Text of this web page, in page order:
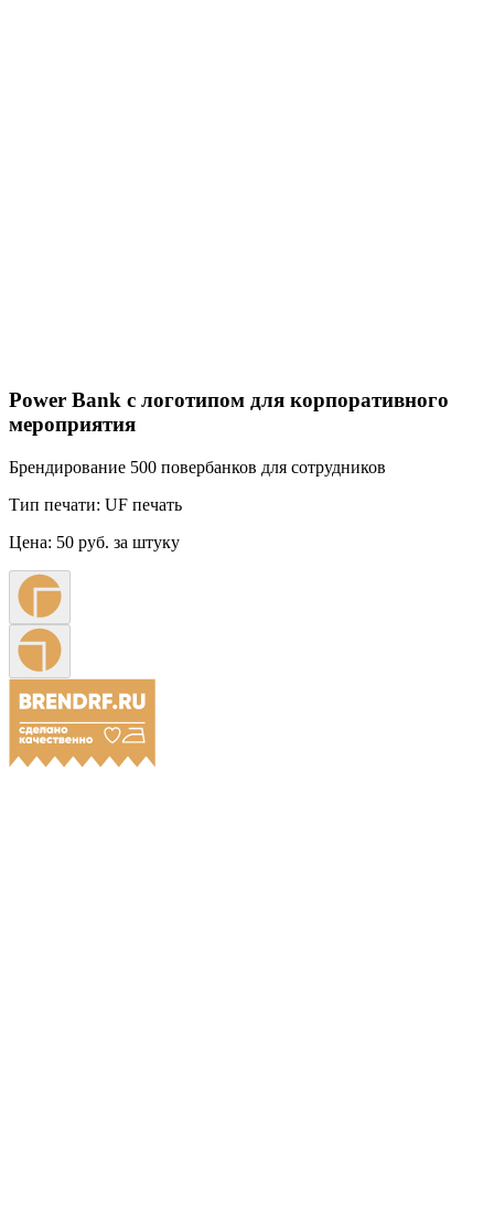
Power Bank с логотипом для корпоративного
мероприятия
Брендирование 500 повербанков для сотрудников
Тип печати: UF печать
Цена: 50 руб. за штуку